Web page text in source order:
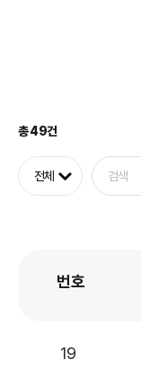
총 49건
번호
19